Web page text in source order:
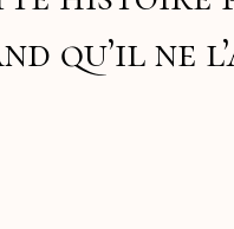
qu’il ne